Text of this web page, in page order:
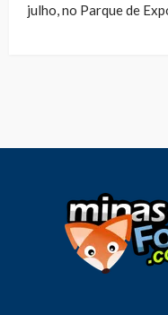
julho, no Parque de